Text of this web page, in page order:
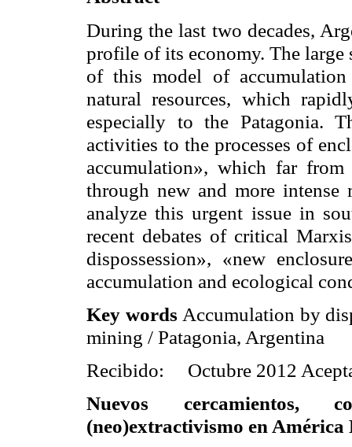
During the last two decades,
profile of its economy. The
of this model of
natural resources, which
especially to the Patagonia.
activities to the processes of
accumulation», which far from
through new and more
analyze this urgent issue in
recent debates of critical
dispossession», «new
accumulation and ecological
Key words Accumulation by
mining / Patagonia, Argentina
Recibido:
Octubre 2012
Nuevos cercamientos,
(neo)extractivismo en América